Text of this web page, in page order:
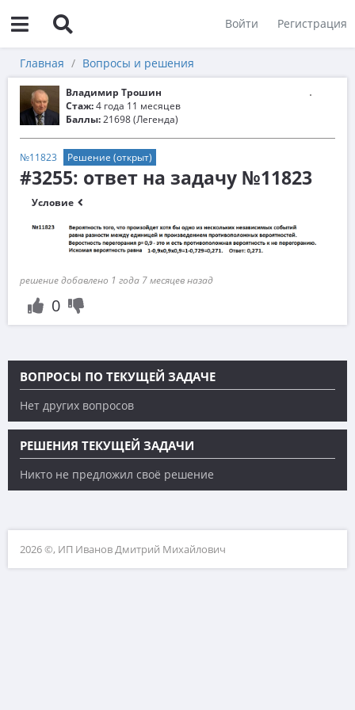
Войти Регистрация
Главная Вопросы и решения
Владимир Трошин
Стаж:4 года 11 месяцев
Баллы:21698 (Легенда)
№11823 Решение (открыт)
#3255: ответ на задачу №11823
Условие
решение добавлено 1 года 7 месяцев назад
0
ВОПРОСЫ ПО ТЕКУЩЕЙ ЗАДАЧЕ
Нет других вопросов
РЕШЕНИЯ ТЕКУЩЕЙ ЗАДАЧИ
Никто не предложил своё решение
2026 ©, ИП Иванов Дмитрий Михайлович